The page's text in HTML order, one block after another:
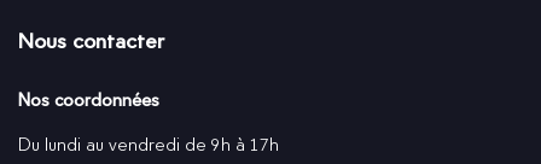
Nous contacter
Nos coordonnées
Du lundi au vendredi de 9h à 17h